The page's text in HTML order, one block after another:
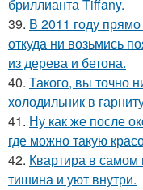
бриллианта Tiffany.
39. В 2011 году
откуда ни возьмись
из дерева и бетона.
40. Такого, вы точно
холодильник в
41. Ну как же после
где можно такую
42. Квартира в самом
тишина и уют внутри.